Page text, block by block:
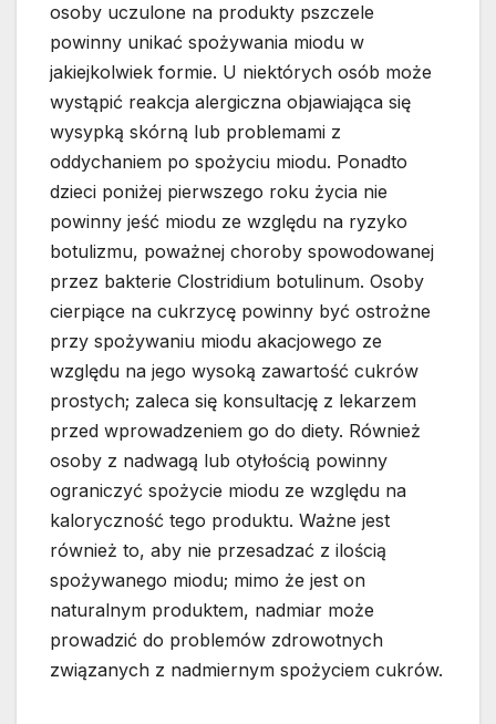
osoby uczulone na produkty pszczele
powinny unikać spożywania miodu w
jakiejkolwiek formie. U niektórych osób może
wystąpić reakcja alergiczna objawiająca się
wysypką skórną lub problemami z
oddychaniem po spożyciu miodu. Ponadto
dzieci poniżej pierwszego roku życia nie
powinny jeść miodu ze względu na ryzyko
botulizmu, poważnej choroby spowodowanej
przez bakterie Clostridium botulinum. Osoby
cierpiące na cukrzycę powinny być ostrożne
przy spożywaniu miodu akacjowego ze
względu na jego wysoką zawartość cukrów
prostych; zaleca się konsultację z lekarzem
przed wprowadzeniem go do diety. Również
osoby z nadwagą lub otyłością powinny
ograniczyć spożycie miodu ze względu na
kaloryczność tego produktu. Ważne jest
również to, aby nie przesadzać z ilością
spożywanego miodu; mimo że jest on
naturalnym produktem, nadmiar może
prowadzić do problemów zdrowotnych
związanych z nadmiernym spożyciem cukrów.